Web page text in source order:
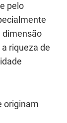
pelo
dimensão
riqueza de
originam